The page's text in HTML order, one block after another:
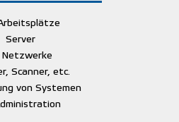
Server
Scanner, etc.
von Systemen